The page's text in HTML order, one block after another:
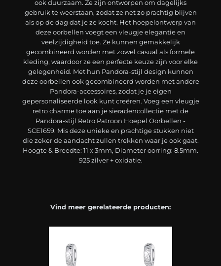
ook duurzaam. Ze zijn ontworpen om dagelijks
gebruik te weerstaan, zodat ze net zo prachtig blijven
als op de dag dat je ze kocht. Het hoepelontwerp van
deze oorbellen voegt een vleugje elegantie en
veelzijdigheid toe. Ze kunnen gemakkelijk
gecombineerd worden met zowel casual als formele
kleding, waardoor ze een perfecte keuze zijn voor elke
gelegenheid. Met hun Pandora-stijl design kunnen
deze oorbellen ook gecombineerd worden met andere
Pandora-accessoires, zodat je je eigen
gepersonaliseerde look kunt creëren. Voeg een vleugje
retro charme toe aan je sieradencollectie met de
Pandora-stijl Retro Patroon Hoepel Oorbellen -
SCE1659. Mis deze unieke en prachtige stukken niet
die zeker de aandacht zullen trekken waar je ook gaat.
Hoogte & Breedte: 11 x 3mm, Diameter oorring: 8.5mm.
925 zilver + oxidatie.
Vind meer gerelateerde producten: